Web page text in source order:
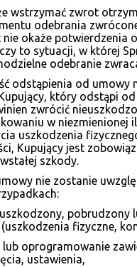
wstrzymać zwrot
odebrania
okaże potwierdzenia
to sytuacji, w której
odebranie
odstąpienia od umowy
który odstąpi
zwrócić
w niezmienionej
uszkodzenia
Kupujący jest
szkody.
nie zostanie
pobrudzony
fizyczne,
lub oprogramowanie
ustawienia,